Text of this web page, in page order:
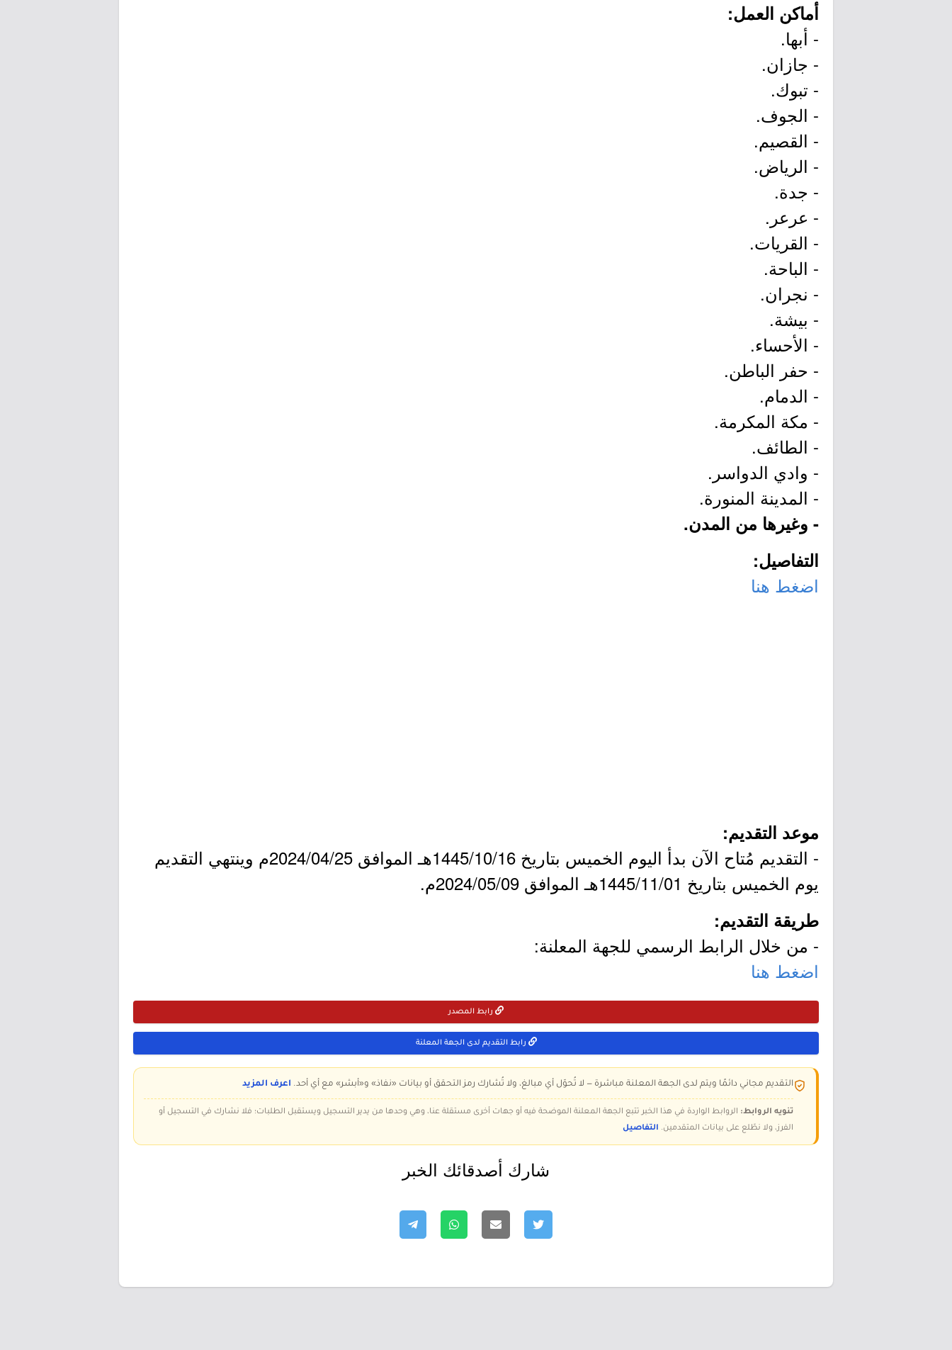
أماكن العمل:
- أبها.
- جازان.
- تبوك.
- الجوف.
- القصيم.
- الرياض.
- جدة.
- عرعر.
- القريات.
- الباحة.
- نجران.
- بيشة.
- الأحساء.
- حفر الباطن.
- الدمام.
- مكة المكرمة.
- الطائف.
- وادي الدواسر.
- المدينة المنورة.
- وغيرها من المدن.
التفاصيل:
اضغط هنا
موعد التقديم:
- التقديم مُتاح الآن بدأ اليوم الخميس بتاريخ 1445/10/16هـ الموافق 2024/04/25م وينتهي التقديم
يوم الخميس بتاريخ 1445/11/01هـ الموافق 2024/05/09م.
طريقة التقديم:
- من خلال الرابط الرسمي للجهة المعلنة:
اضغط هنا
رابط المصدر
رابط التقديم لدى الجهة المعلنة
التقديم مجاني دائمًا ويتم لدى الجهة المعلنة مباشرة — لا تُحوّل أي مبالغ، ولا تُشارك رمز التحقق أو بيانات «نفاذ» و«أبشر» مع أي أحد. اعرف المزيد
تنويه الروابط: الروابط الواردة في هذا الخبر تتبع الجهة المعلنة الموضحة فيه أو جهات أخرى مستقلة عنا، وهي وحدها من يدير التسجيل ويستقبل الطلبات؛ فلا نشارك في التسجيل أو
الفرز، ولا نطّلع على بيانات المتقدمين. التفاصيل
شارك أصدقائك الخبر